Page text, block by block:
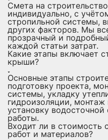
Смета на
индивидуально, с
стропильной системы,
других факторов. Мы
прозрачный и
каждой статьи затрат.
Какие этапы включает
крыши?
Основные этапы
подготовку проекта,
системы, укладку
гидроизоляции, монтаж
установку
работы.
Входит ли в стоимость
работ и материалов?